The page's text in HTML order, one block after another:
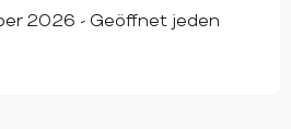
2026 - Geöffnet jeden